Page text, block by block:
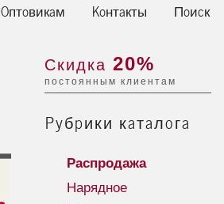
Оптовикам Контакты Поиск
Скидка 20%
постоянным клиентам
Рубрики каталога
Распродажа
Нарядное